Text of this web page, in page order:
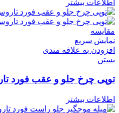
اطلاعات بیشتر
مقایسه
نمایش سریع
افزودن به علاقه مندی
بستن
توپی چرخ جلو و عقب فورد
اطلاعات بیشتر